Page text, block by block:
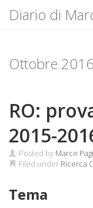
content
Diario di
Ottobre 2016
RO:
2015-
Posted by Marco
Filed under Ricerca
Tema